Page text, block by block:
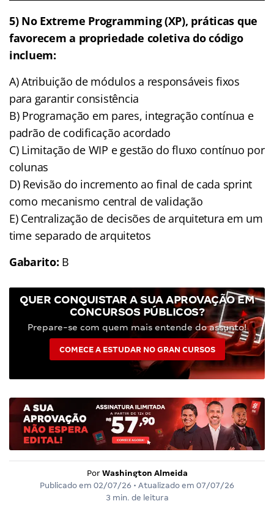
5) No Extreme Programming (XP), práticas que
favorecem a propriedade coletiva do código
incluem:
A) Atribuição de módulos a responsáveis fixos
para garantir consistência
B) Programação em pares, integração contínua e
padrão de codificação acordado
C) Limitação de WIP e gestão do fluxo contínuo por
colunas
D) Revisão do incremento ao final de cada sprint
como mecanismo central de validação
E) Centralização de decisões de arquitetura em um
time separado de arquitetos
Gabarito: B
QUER CONQUISTAR A SUA APROVAÇÃO EM
CONCURSOS PÚBLICOS?
Prepare-se com quem mais entende do assunto!
COMECE A ESTUDAR NO GRAN CURSOS
Por Washington Almeida
Publicado em 02/07/26 • Atualizado em 07/07/26
3 min. de leitura